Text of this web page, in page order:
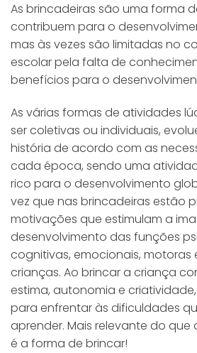
As brincadeiras são uma forma
contribuem para o
mas às vezes são limitadas no
escolar pela falta de
benefícios para o
As várias formas de atividades
ser coletivas ou individuais,
história de acordo com as
cada época, sendo uma
rico para o desenvolvimento
vez que nas brincadeiras estão
motivações que estimulam a
desenvolvimento das funções
cognitivas, emocionais, motoras
crianças. Ao brincar a criança
estima, autonomia e
para enfrentar às dificuldades
aprender. Mais relevante do
é a forma de brincar!